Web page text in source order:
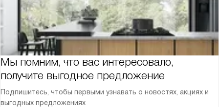
Мы помним, что вас интересовало,
получите выгодное предложение
Подпишитесь, чтобы первыми узнавать о новостях, акциях и
выгодных предложениях